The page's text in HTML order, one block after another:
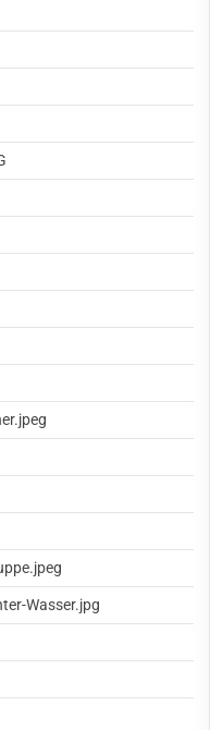
Wasser.jpg